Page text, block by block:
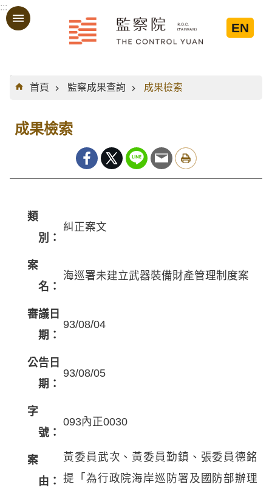
跳到主要內容區塊
:::
EN
:::
首頁
監察成果查詢 成果檢索
成果檢索
類
別：
糾正案文
案
名：
海巡署未建立武器裝備財產管理制度案
審議日
期：
93/08/04
公告日
期：
93/08/05
字
號：
093內正0030
案
由：
黃委員武次、黃委員勤鎮、張委員德銘
提「為行政院海岸巡防署及國防部辦理